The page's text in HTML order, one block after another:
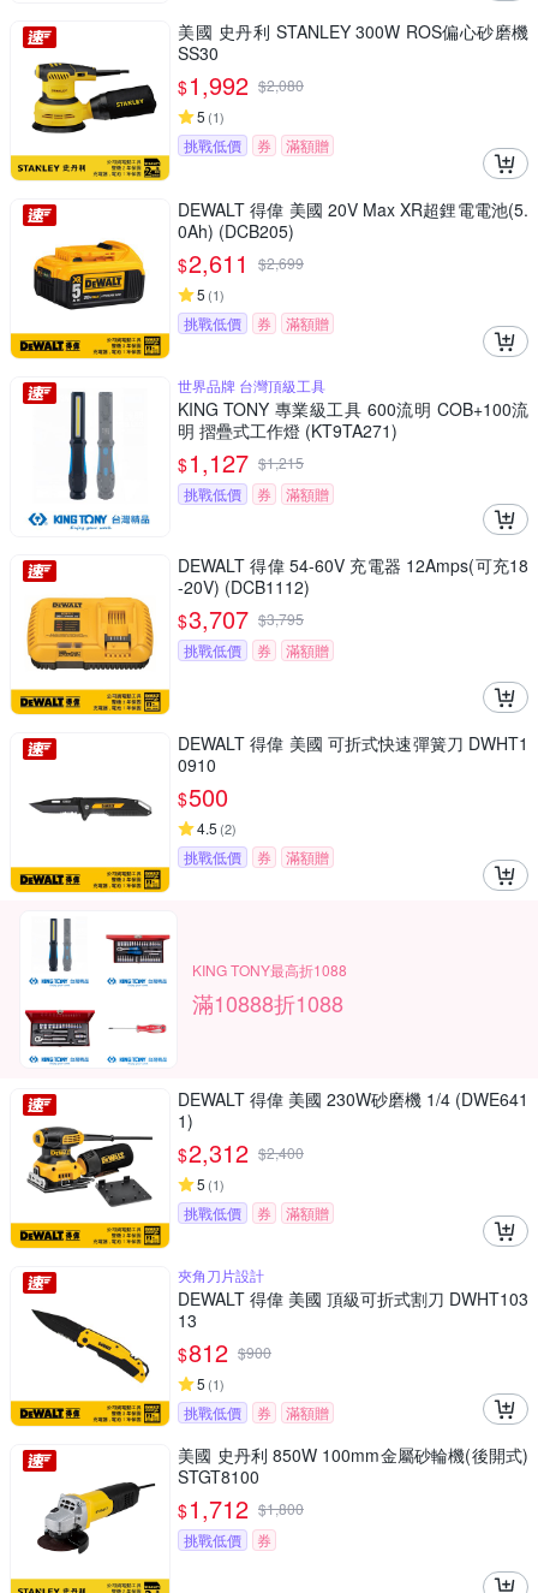
美國 史丹利 STANLEY 300W ROS偏心砂磨機
SS30
$1,992 $2,080
5 (1)
挑戰低價 券 滿額贈
DEWALT 得偉 美國 20V Max XR超鋰電電池(5.
0Ah) (DCB205)
$2,611 $2,699
5 (1)
挑戰低價 券 滿額贈
世界品牌 台灣頂級工具
KING TONY 專業級工具 600流明 COB+100流
明 摺疊式工作燈 (KT9TA271)
$1,127 $1,215
挑戰低價
券 滿額贈
DEWALT 得偉 54-60V 充電器 12Amps(可充18
-20V) (DCB1112)
$3,707 $3,795
挑戰低價
券 滿額贈
DEWALT 得偉 美國 可折式快速彈簧刀 DWHT1
0910
$500
4.5 (2)
挑戰低價 券 滿額贈
KING TONY最高折1088
滿10888折1088
DEWALT 得偉 美國 230W砂磨機 1/4 (DWE641
1)
$2,312 $2,400
5 (1)
挑戰低價 券 滿額贈
夾角刀片設計
DEWALT 得偉 美國 頂級可折式割刀 DWHT103
13
$812 $900
5 (1)
挑戰低價 券 滿額贈
美國 史丹利 850W 100mm金屬砂輪機(後開式)
STGT8100
$1,712 $1,800
挑戰低價
券